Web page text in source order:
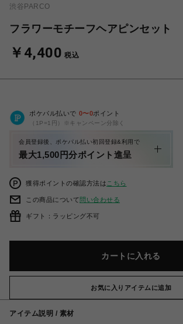
渋谷PARCO
フラワーモチーフヘアピンセット
￥4,400 税込
ポケパル払いで 0〜0ポイント
（1P=1円）※キャンペーン分除く
会員登録後、ポケパル払い初回登録&利用で
最大1,500円分ポイント進呈
獲得ポイントの確認方法は こちら
この商品について問い合わせる
ギフト：ラッピング不可
カートに入れる
お気に入りアイテムに追加
アイテム説明 / 素材